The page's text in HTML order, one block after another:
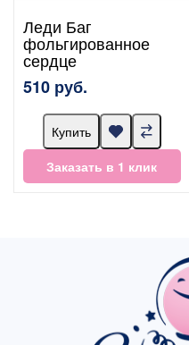
Леди Баг
фольгированное
сердце
510 руб.
Купить
Заказать в 1 клик